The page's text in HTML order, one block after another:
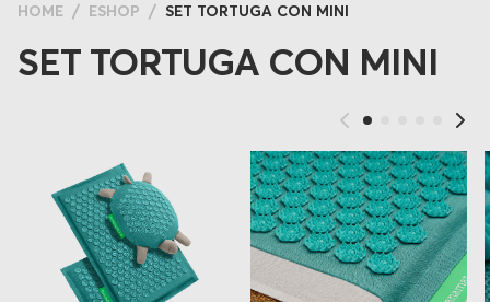
HOME ESHOP SET TORTUGA CON MINI
SET TORTUGA CON MINI